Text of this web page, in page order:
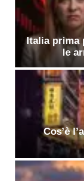
Italia prima
le
Cos’è